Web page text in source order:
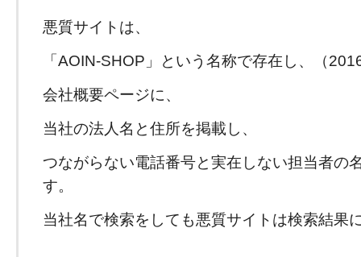
悪質サイトは、
「AOIN-SHOP」という名称で存在し、（
会社概要ページに、
当社の法人名と住所を掲載し、
つながらない電話番号と実在しない担当者の
す。
当社名で検索をしても悪質サイトは検索結果